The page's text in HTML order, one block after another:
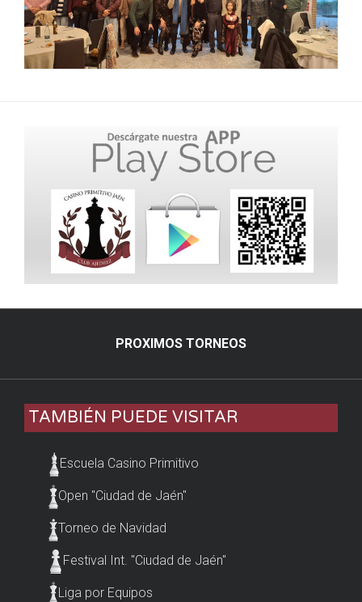
PROXIMOS TORNEOS
TAMBIÉN PUEDE VISITAR
Escuela Casino Primitivo
Open "Ciudad de Jaén"
Torneo de Navidad
Festival Int. "Ciudad de Jaén"
Liga por Equipos